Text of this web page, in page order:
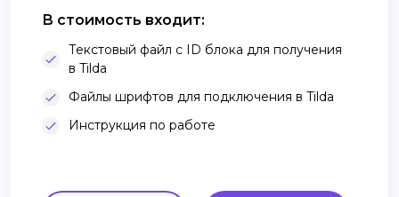
В стоимость входит:
Текстовый файл с ID блока для получения
в Tilda
Файлы шрифтов для подключения в Tilda
Инструкция по работе